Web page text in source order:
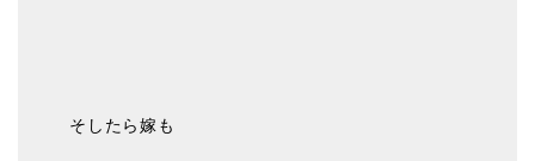
そしたら嫁も